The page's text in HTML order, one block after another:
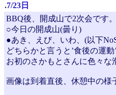
.7/23日
BBQ後、開成山で2次会です
○今日の開成山(曇り)
●あき、えび、いわ、(以下
どちらかと言うと’食後の運
お初のさかもとさんに色々な
画像は到着直後、休憩中の様